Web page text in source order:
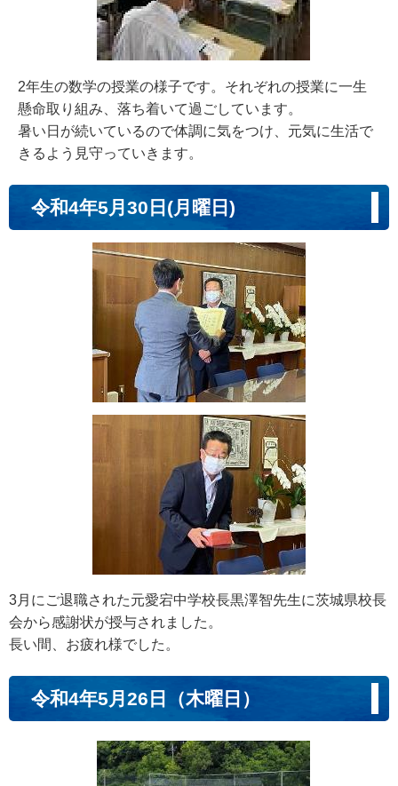
2年生の数学の授業の様子です。それぞれの授業に一生
懸命取り組み、落ち着いて過ごしています。
暑い日が続いているので体調に気をつけ、元気に生活で
きるよう見守っていきます。
令和4年5月30日(月曜日)
3月にご退職された元愛宕中学校長黒澤智先生に茨城県校長
会から感謝状が授与されました。
長い間、お疲れ様でした。
令和4年5月26日（木曜日）